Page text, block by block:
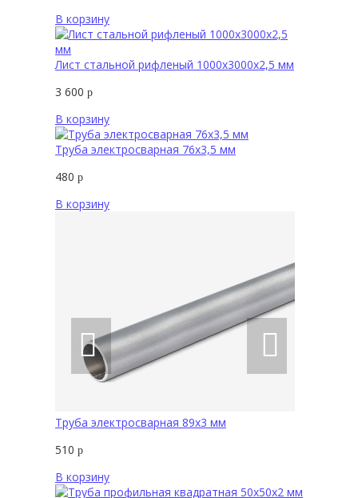
В корзину
Лист стальной рифленый 1000х3000х2,5 мм
3 600 р
В корзину
Труба электросварная 76х3,5 мм
480 р
В корзину
Труба электросварная 89х3 мм
510 р
В корзину